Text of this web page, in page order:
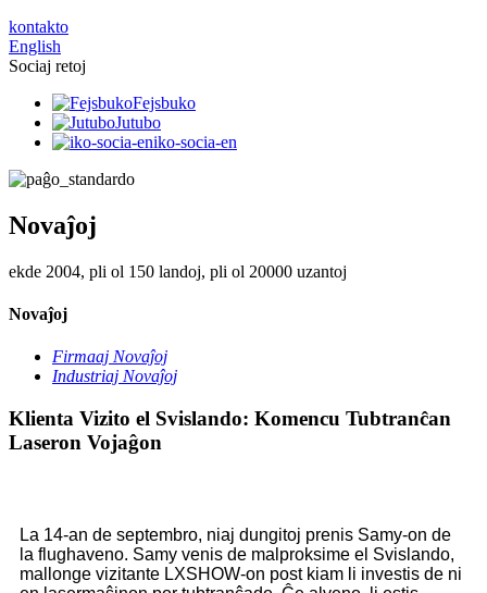
kontakto
English
Sociaj retoj
Fejsbuko
Jutubo
iko-socia-en
Novaĵoj
ekde 2004, pli ol 150 landoj, pli ol 20000 uzantoj
Novaĵoj
Firmaaj Novaĵoj
Industriaj Novaĵoj
Klienta Vizito el Svislando: Komencu Tubtranĉan
Laseron Vojaĝon
La 14-an de septembro, niaj dungitoj prenis Samy-on de
la flughaveno. Samy venis de malproksime el Svislando,
mallonge vizitante LXSHOW-on post kiam li investis de ni